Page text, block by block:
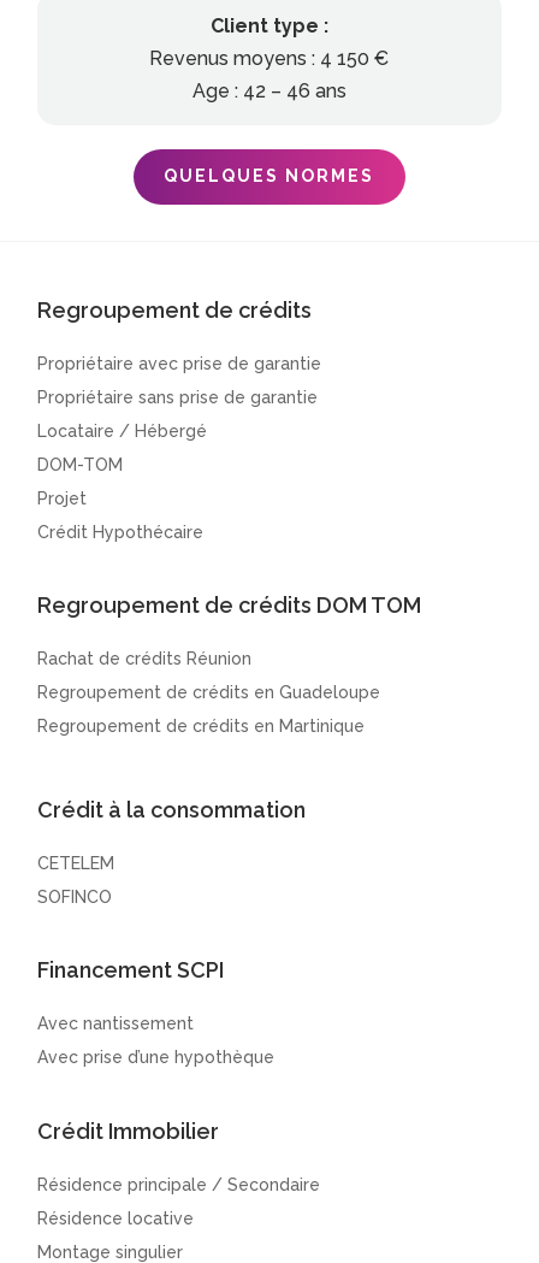
Client type :
Revenus moyens : 4 150 €
Age : 42 – 46 ans
QUELQUES NORMES
Regroupement de crédits
Propriétaire avec prise de garantie
Propriétaire sans prise de garantie
Locataire / Hébergé
DOM-TOM
Projet
Crédit Hypothécaire
Regroupement de crédits DOM TOM
Rachat de crédits Réunion
Regroupement de crédits en Guadeloupe
Regroupement de crédits en Martinique
Crédit à la consommation
CETELEM
SOFINCO
Financement SCPI
Avec nantissement
Avec prise d’une hypothèque
Crédit Immobilier
Résidence principale / Secondaire
Résidence locative
Montage singulier